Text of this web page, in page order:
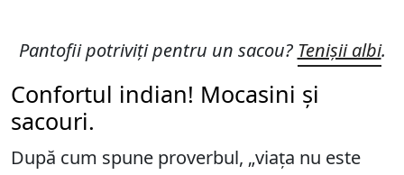
Pantofii potriviți pentru un sacou? Tenișii albi.
Confortul indian! Mocasini și
sacouri.
După cum spune proverbul, „viața nu este